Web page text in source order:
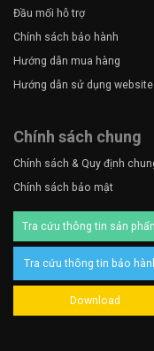
Đầu mối hỗ trợ
Chính sách bảo hành
Hướng dẫn mua hàng
Hướng dẫn sử dụng website
Chính sách chung
Chính sách & Quy định
Chính sách bảo mật
Tra cứu thông tin sản
Tra cứu thông tin bảo
Download